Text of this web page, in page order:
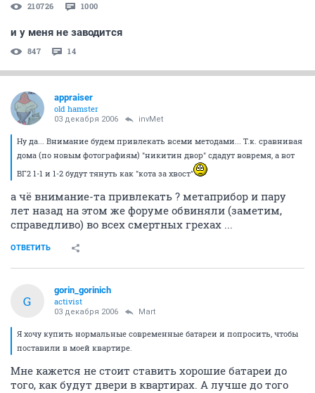
210726 1000
и у меня не заводится
847 14
appraiser
old hamster
03 декабря 2006 invMet
Ну да... Внимание будем привлекать всеми методами... Т.к. сравнивая
дома (по новым фотографиям) "никитин двор" сдадут вовремя, а вот
ВГ2 1-1 и 1-2 будут тянуть как "кота за хвост"
а чё внимание-та привлекать ? метаприбор и пару
лет назад на этом же форуме обвиняли (заметим,
справедливо) во всех смертных грехах ...
ОТВЕТИТЬ
G
gorin_gorinich
activist
03 декабря 2006 Mart
Я хочу купить нормальные современные батареи и попросить, чтобы
поставили в моей квартире.
Мне кажется не стоит ставить хорошие батареи до
того, как будут двери в квартирах. А лучше до того